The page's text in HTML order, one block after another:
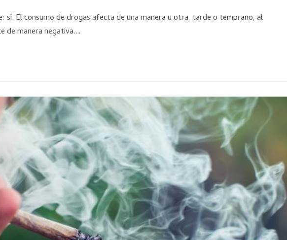
sí. El consumo de drogas afecta de una manera u otra, tarde o temprano, al
de manera negativa.…